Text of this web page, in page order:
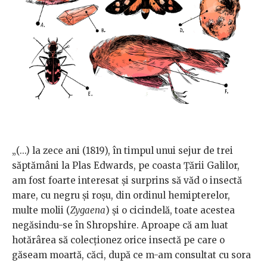
„(...) la zece ani (1819), în timpul unui sejur de trei
săptămâni la Plas Edwards, pe coasta Ţării Galilor,
am fost foarte interesat şi surprins să văd o insectă
mare, cu negru şi roşu, din ordinul hemipterelor,
multe molii (Zygaena) şi o cicindelă, toate acestea
negăsindu-se în Shropshire. Aproape că am luat
hotărârea să colecţionez orice insectă pe care o
găseam moartă, căci, după ce m-am consultat cu sora